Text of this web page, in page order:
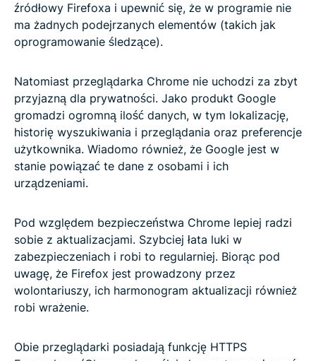
źródłowy Firefoxa i upewnić się, że w programie nie
ma żadnych podejrzanych elementów (takich jak
oprogramowanie śledzące).
Natomiast przeglądarka Chrome nie uchodzi za zbyt
przyjazną dla prywatności. Jako produkt Google
gromadzi ogromną ilość danych, w tym lokalizację,
historię wyszukiwania i przeglądania oraz preferencje
użytkownika. Wiadomo również, że Google jest w
stanie powiązać te dane z osobami i ich
urządzeniami.
Pod względem bezpieczeństwa Chrome lepiej radzi
sobie z aktualizacjami. Szybciej łata luki w
zabezpieczeniach i robi to regularniej. Biorąc pod
uwagę, że Firefox jest prowadzony przez
wolontariuszy, ich harmonogram aktualizacji również
robi wrażenie.
Obie przeglądarki posiadają funkcję HTTPS